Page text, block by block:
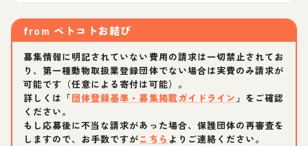
from ペトコトお結び
募集情報に明記されていない費用の請求は一切禁止されてお
り、第一種動物取扱業登録団体でない場合は実費のみ請求が
可能です（任意による寄付は可能）。
詳しくは「団体登録基準・募集掲載ガイドライン 」をご確認
ください。
もし応募後に不当な請求があった場合、保護団体の再審査を
しますので、お手数ですがこちら よりご連絡ください。